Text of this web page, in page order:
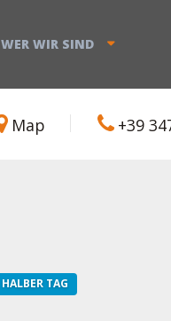
WER WIR SIND
Map +39
HALBER TAG